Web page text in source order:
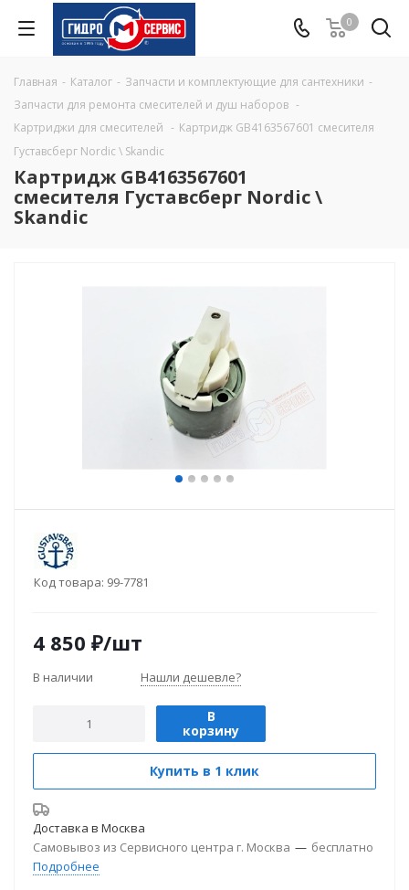
0
Главная - Каталог - Запчасти и комплектующие для сантехники -
Запчасти для ремонта смесителей и душ наборов -
Картриджи для смесителей - Картридж GB4163567601 смесителя
Густавсберг Nordic \ Skandic
Картридж GB4163567601
смесителя Густавсберг Nordic \
Skandic
Код товара: 99-7781
4 850 ₽/шт
В наличии Нашли дешевле?
В
корзину
Купить в 1 клик
Доставка в Москва
Самовывоз из Сервисного центра г. Москва — бесплатно
Подробнее